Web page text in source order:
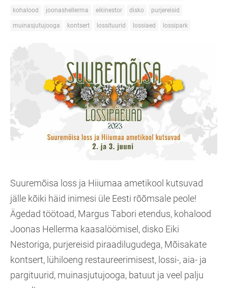
kohalood joonashellerma eikinestor disko purjereisid
muinasjutujooga kontsert lossituurid lossiaed lossipark
Suuremõisa loss ja Hiiumaa ametikool kutsuvad
jälle kõiki häid inimesi üle Eesti rõõmsale peole!
Ägedad töötoad, Margus Tabori etendus, kohalood
Joonas Hellerma kaasalöömisel, disko Eiki
Nestoriga, purjereisid piraadilugudega, Mõisakate
kontsert, lühiloeng restaureerimisest, lossi-, aia- ja
pargituurid, muinasjutujooga, batuut ja veel palju